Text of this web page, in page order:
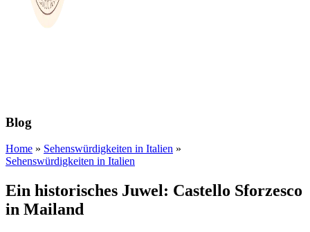
Blog
Home » Sehenswürdigkeiten in Italien »
Sehenswürdigkeiten in Italien
Ein historisches Juwel: Castello Sforzesco
in Mailand